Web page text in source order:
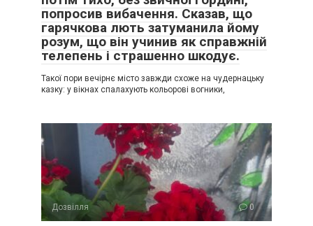
попросив вибачення. Сказав, що
гарячкова лють затуманила йому
розум, що він учинив як справжній
телепень і страшенно шкодує.
Такої пори вечірнє місто завжди схоже на чудернацьку
казку: у вікнах спалахують кольорові вогники,
Дозвілля 0